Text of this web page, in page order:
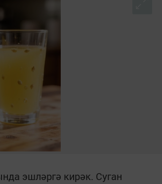
эшләргә кирәк. Суган